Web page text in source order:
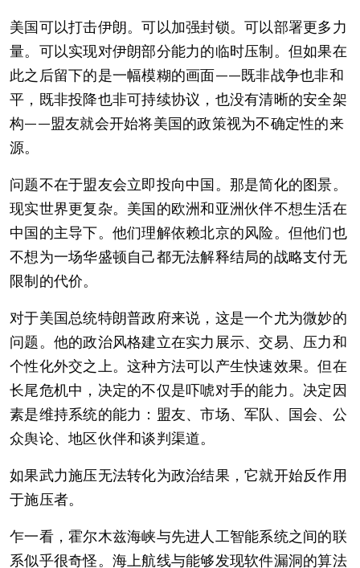
美国可以打击伊朗。可以加强封锁。可以部署更多力
量。可以实现对伊朗部分能力的临时压制。但如果在
此之后留下的是一幅模糊的画面——既非战争也非和
平，既非投降也非可持续协议，也没有清晰的安全架
构——盟友就会开始将美国的政策视为不确定性的来
源。
问题不在于盟友会立即投向中国。那是简化的图景。
现实世界更复杂。美国的欧洲和亚洲伙伴不想生活在
中国的主导下。他们理解依赖北京的风险。但他们也
不想为一场华盛顿自己都无法解释结局的战略支付无
限制的代价。
对于美国总统特朗普政府来说，这是一个尤为微妙的
问题。他的政治风格建立在实力展示、交易、压力和
个性化外交之上。这种方法可以产生快速效果。但在
长尾危机中，决定的不仅是吓唬对手的能力。决定因
素是维持系统的能力：盟友、市场、军队、国会、公
众舆论、地区伙伴和谈判渠道。
如果武力施压无法转化为政治结果，它就开始反作用
于施压者。
乍一看，霍尔木兹海峡与先进人工智能系统之间的联
系似乎很奇怪。海上航线与能够发现软件漏洞的算法